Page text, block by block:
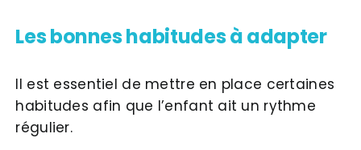
Les bonnes habitudes à adapter
Il est essentiel de mettre en place certaines
habitudes afin que l’enfant ait un rythme
régulier.